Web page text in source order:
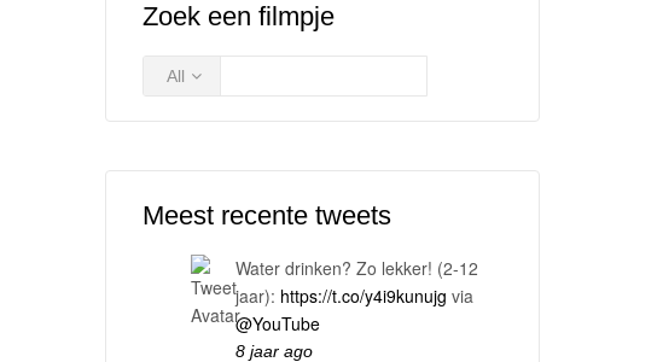
Zoek een filmpje
All
Meest recente tweets
Water drinken? Zo lekker! (2-12
jaar): https://t.co/y4i9kunujg via
@YouTube
8 jaar ago